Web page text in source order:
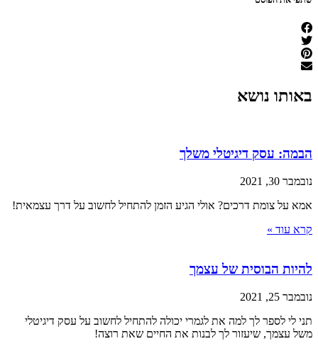
באותו נושא
הבמה: עסק דיגיטלי משלך
נובמבר 30, 2021
אמא על צומת דרכים? אולי הגיע הזמן להתחיל לחשוב על דרך עצמאית!
קרא עוד »
להיות הבוסית של עצמך
נובמבר 25, 2021
תני לי לספר לך למה את לגמרי יכולה להתחיל לחשוב על עסק דיגיטלי
משל עצמך, שיעזור לך לבנות את החיים שאת רוצה!